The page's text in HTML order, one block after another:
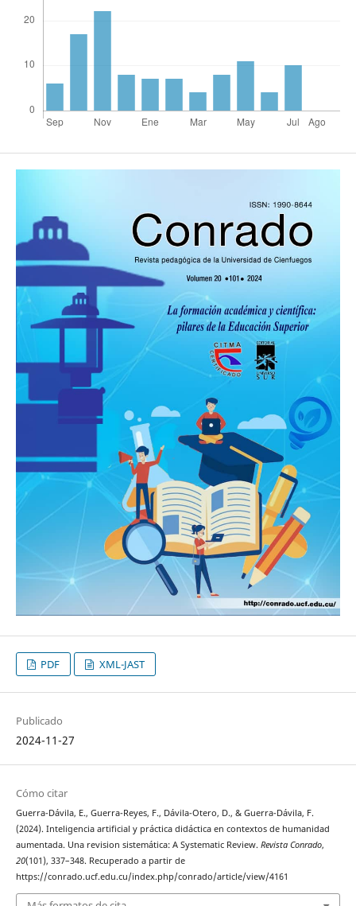
PDF XML-JAST
Publicado
2024-11-27
Cómo citar
Guerra-Dávila, E., Guerra-Reyes, F., Dávila-Otero, D., & Guerra-Dávila, F.
(2024). Inteligencia artificial y práctica didáctica en contextos de humanidad
aumentada. Una revision sistemática: A Systematic Review. Revista Conrado,
20(101), 337–348. Recuperado a partir de
https://conrado.ucf.edu.cu/index.php/conrado/article/view/4161